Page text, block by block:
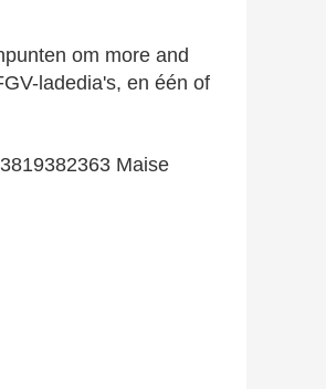
om more and
ladedia's, en één of
Maise